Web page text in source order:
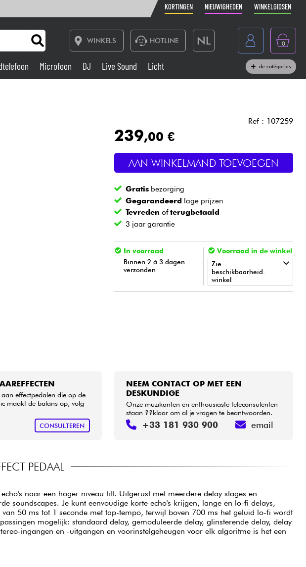
KORTINGEN NIEUWIGHEDEN WINKELGIDSEN
WINKELS HOTLINE NL
France
Belgique
Deutschland
0
Live Sound
Blaasinstrument
Kabels & toebehoren
Microfoon DJ Live Sound Licht de catégories
Ref : 107259
239,00 €
AAN WINKELMAND TOEVOEGEN
Gratis bezorging
Gegarandeerd lage prijzen
Tevreden ofterugbetaald
3 jaar garantie
In voorraad
Binnen 2 à 3 dagen
verzonden
Voorraad in de winkel
Zie
beschikbaarheid.
winkel
effectpedalen die op de
maakt de balans op, volg
CONSULTEREN
NEEM CONTACT OP MET EEN
DESKUNDIGE
Onze muzikanten en enthousiaste teleconsulenten
staan ??klaar om al je vragen te beantwoorden.
+33 181 930 900 email
PEDAAL
naar een hoger niveau tilt. Uitgerust met meerdere delay stages en
soundscapes. Je kunt eenvoudige korte echo's krijgen, lange en lo-fi delays,
50 ms tot 1 seconde met tap-tempo, terwijl boven 700 ms het geluid lo-fi wordt
mogelijk: standaard delay, gemoduleerde delay, glinsterende delay, delay
ingangen en -uitgangen en voorinstelgeheugen voor elk algoritme is het een